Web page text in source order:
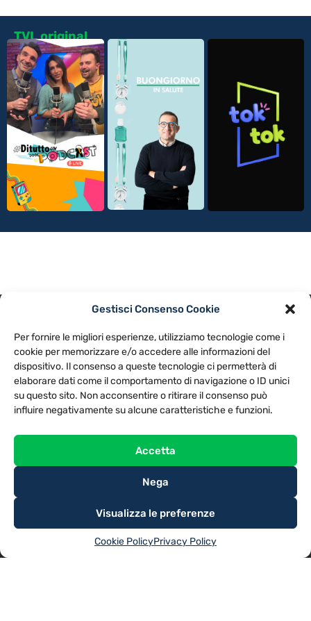
Gestisci Consenso Cookie
Per fornire le migliori esperienze, utilizziamo tecnologie come i
cookie per memorizzare e/o accedere alle informazioni del
dispositivo. Il consenso a queste tecnologie ci permetterà di
elaborare dati come il comportamento di navigazione o ID unici
su questo sito. Non acconsentire o ritirare il consenso può
influire negativamente su alcune caratteristiche e funzioni.
Accetta
Nega
Visualizza le preferenze
Cookie PolicyPrivacy Policy
TVL original
NOTE LEGALI
CONTATTACI PREFERENZE
TV LIBERA S.P.A.
Via Monteleonese 95/21 – 51100 Pistoia (PT)
Tel. 0573.9136 / Fax 0573.913615